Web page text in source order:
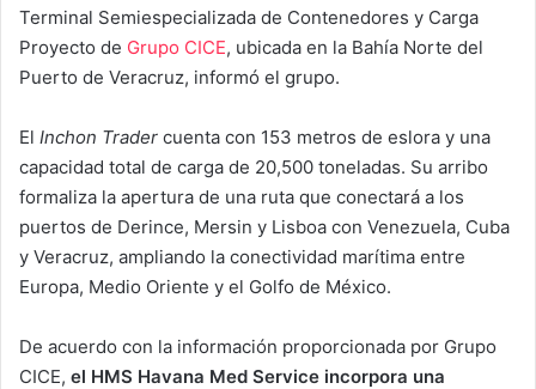
Terminal Semiespecializada de Contenedores y Carga
Proyecto de Grupo CICE, ubicada en la Bahía Norte del
Puerto de Veracruz, informó el grupo.
El Inchon Trader cuenta con 153 metros de eslora y una
capacidad total de carga de 20,500 toneladas. Su arribo
formaliza la apertura de una ruta que conectará a los
puertos de Derince, Mersin y Lisboa con Venezuela, Cuba
y Veracruz, ampliando la conectividad marítima entre
Europa, Medio Oriente y el Golfo de México.
De acuerdo con la información proporcionada por Grupo
CICE, el HMS Havana Med Service incorpora una